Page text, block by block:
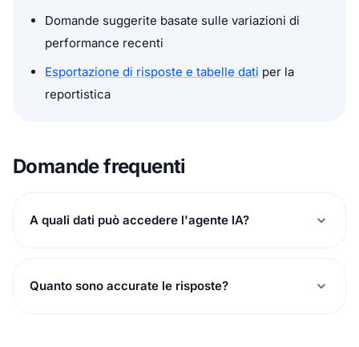
Domande suggerite basate sulle variazioni di
performance recenti
Esportazione di risposte e tabelle dati per la
reportistica
Domande frequenti
A quali dati può accedere l'agente IA?
Quanto sono accurate le risposte?